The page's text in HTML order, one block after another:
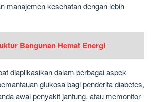
manajemen kesehatan dengan lebih
Bangunan Hemat Energi
diaplikasikan dalam berbagai aspek
glukosa bagi penderita diabetes,
awal penyakit jantung, atau memonitor